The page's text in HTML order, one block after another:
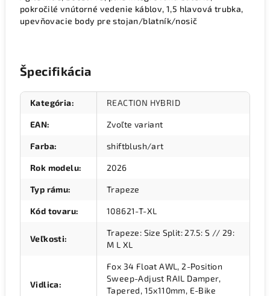
pokročilé vnútorné vedenie káblov, 1,5 hlavová trubka,
upevňovacie body pre stojan/blatník/nosič
Špecifikácia
Kategória: REACTION HYBRID
EAN: Zvoľte variant
Farba: shiftblush/art
Rok modelu: 2026
Typ rámu: Trapeze
Kód tovaru: 108621-T-XL
Veľkosti:
Trapeze: Size Split: 27.5: S // 29:
M L XL
Vidlica:
Fox 34 Float AWL, 2-Position
Sweep-Adjust RAIL Damper,
Tapered, 15x110mm, E-Bike